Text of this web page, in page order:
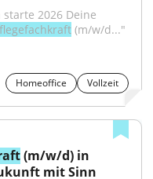
2026 Deine
(m/w/d..."
Homeoffice Vollzeit
(m/w/d) in
mit Sinn